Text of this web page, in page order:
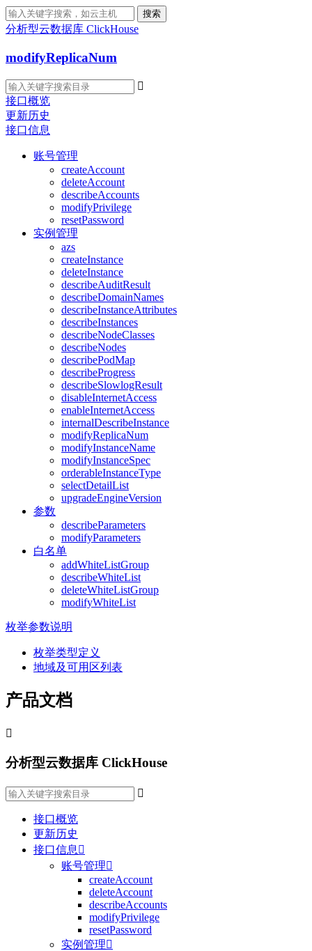
搜索
分析型云数据库 ClickHouse
modifyReplicaNum

接口概览
更新历史
接口信息
账号管理
createAccount
deleteAccount
describeAccounts
modifyPrivilege
resetPassword
实例管理
azs
createInstance
deleteInstance
describeAuditResult
describeDomainNames
describeInstanceAttributes
describeInstances
describeNodeClasses
describeNodes
describePodMap
describeProgress
describeSlowlogResult
disableInternetAccess
enableInternetAccess
internalDescribeInstance
modifyReplicaNum
modifyInstanceName
modifyInstanceSpec
orderableInstanceType
selectDetailList
upgradeEngineVersion
参数
describeParameters
modifyParameters
白名单
addWhiteListGroup
describeWhiteList
deleteWhiteListGroup
modifyWhiteList
枚举参数说明
枚举类型定义
地域及可用区列表
产品文档

分析型云数据库 ClickHouse

接口概览
更新历史
接口信息 
账号管理
createAccount
deleteAccount
describeAccounts
modifyPrivilege
resetPassword
实例管理